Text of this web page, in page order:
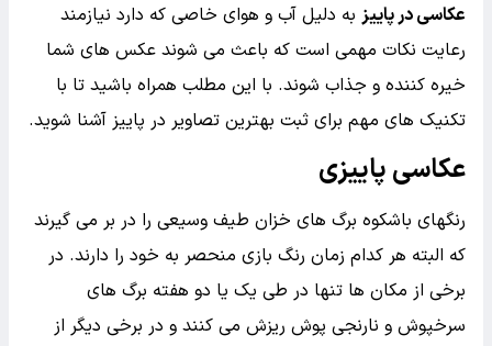
عکاسی در پاییز به دلیل آب و هوای خاصی که دارد نیازمند
رعایت نکات مهمی است که باعث می شوند عکس های شما
خیره کننده و جذاب شوند. با این مطلب همراه باشید تا با
تکنیک های مهم برای ثبت بهترین تصاویر در پاییز آشنا شوید.
عکاسی پاییزی
رنگهای باشکوه برگ های خزان طیف وسیعی را در بر می گیرند
که البته هر کدام زمان رنگ بازی منحصر به خود را دارند. در
برخی از مکان ها تنها در طی یک یا دو هفته برگ های
سرخپوش و نارنجی پوش ریزش می کنند و در برخی دیگر از